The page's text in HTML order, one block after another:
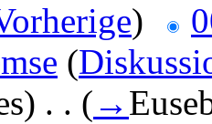
)
(
. . ( →